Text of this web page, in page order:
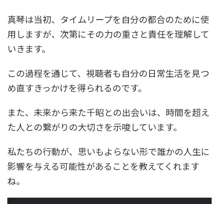
真琴は当初、タイムリープを自分の都合のために使
用しますが、次第にその力の重さと責任を理解して
いきます。
この過程を通じて、視聴者も自分の日常生活を見つ
め直すきっかけを得られるのです。
また、未来から来た千昭との出会いは、時間を超え
た人との繋がりの大切さを示唆しています。
私たちの行動が、思いもよらない形で誰かの人生に
影響を与える可能性があることを教えてくれます
ね。